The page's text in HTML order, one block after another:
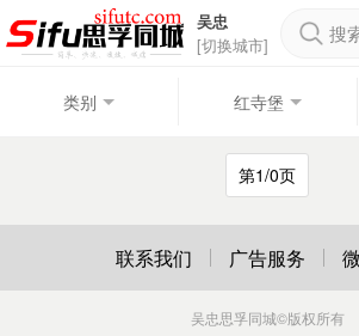
吴忠
[切换城市]
搜
类别 红寺堡
第1/0页
联系我们 广告服务
吴忠思孚同城©版权所有